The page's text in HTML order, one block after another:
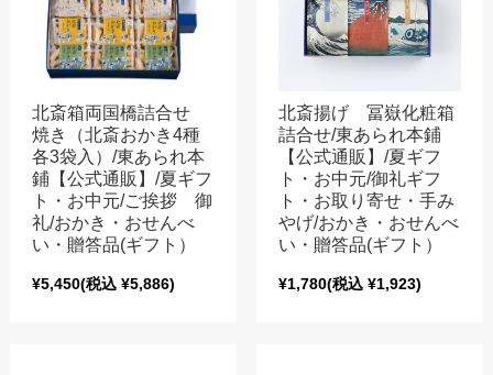
北斎箱両国橋詰合せ
焼き（北斎おかき4種
各3袋入）/東あられ本
鋪【公式通販】/夏ギフ
ト・お中元/ご挨拶 御
礼/おかき・おせんべ
い・贈答品(ギフト）
¥5,450(税込 ¥5,886)
北斎揚げ 冨嶽化粧箱
詰合せ/東あられ本鋪
【公式通販】/夏ギフ
ト・お中元/御礼ギフ
ト・お取り寄せ・手み
やげ/おかき・おせんべ
い・贈答品(ギフト）
¥1,780(税込 ¥1,923)